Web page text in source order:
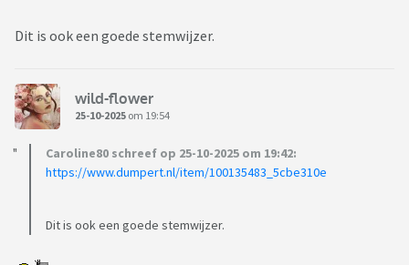
Dit is ook een goede stemwijzer.
wild-flower
25-10-2025 om 19:54
Caroline80 schreef op 25-10-2025 om 19:42:
https://www.dumpert.nl/item/100135483_5cbe310e
Dit is ook een goede stemwijzer.